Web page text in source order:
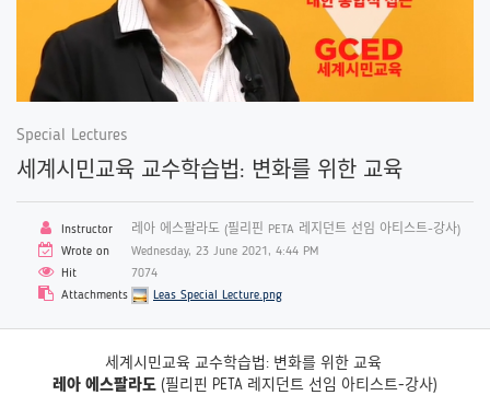
Special Lectures
세계시민교육 교수학습법: 변화를 위한 교육
Instructor
레아 에스팔라도 (필리핀 PETA 레지던트 선임 아티스트-강사)
Wrote on
Wednesday, 23 June 2021, 4:44 PM
Hit
7074
Attachments
Leas Special Lecture.png
세계시민교육 교수학습법: 변화를 위한 교육
레아 에스팔라도 (필리핀 PETA 레지던트 선임 아티스트-강사)